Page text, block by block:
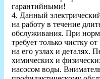
гарантийными!
4. Данный
на работу в течение
обслуживания. При
требует только чистку
на его узлах и деталях.
химических и
насосом воды.